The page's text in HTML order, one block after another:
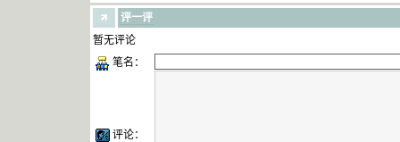
评一评
暂无评论
笔名：
评论：